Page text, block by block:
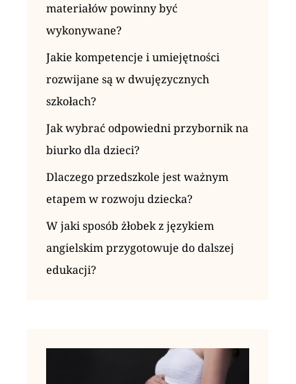
materiałów powinny być
wykonywane?
Jakie kompetencje i umiejętności
rozwijane są w dwujęzycznych
szkołach?
Jak wybrać odpowiedni przybornik na
biurko dla dzieci?
Dlaczego przedszkole jest ważnym
etapem w rozwoju dziecka?
W jaki sposób żłobek z językiem
angielskim przygotowuje do dalszej
edukacji?